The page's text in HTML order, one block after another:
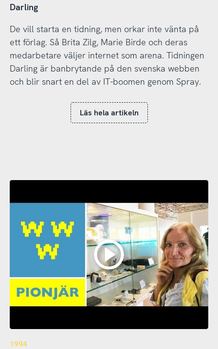
Darling
De vill starta en tidning, men orkar inte vänta på
ett förlag. Så Brita Zilg, Marie Birde och deras
medarbetare väljer internet som arena. Tidningen
Darling är banbrytande på den svenska webben
och blir snart en del av IT-boomen genom Spray.
Läs hela artikeln
1994